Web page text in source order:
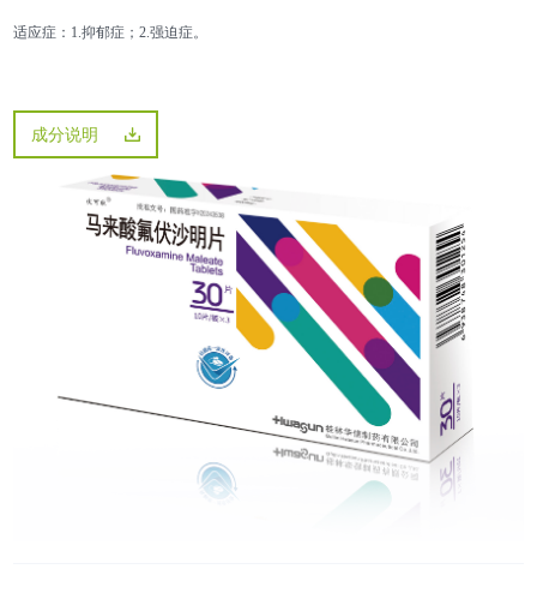
适应症：1.抑郁症；2.强迫症。
成分说明